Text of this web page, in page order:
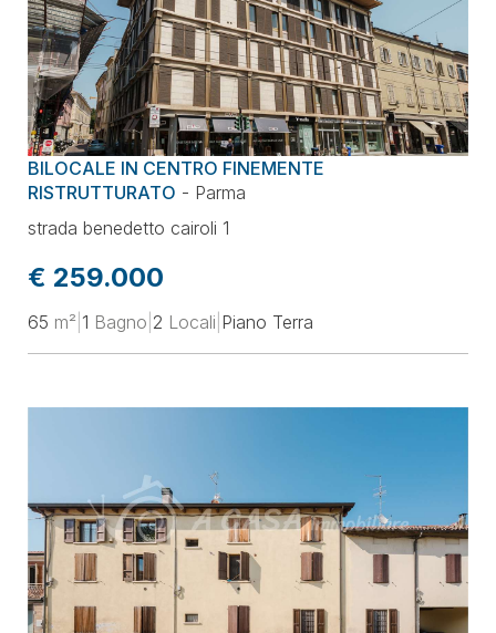
BILOCALE IN CENTRO FINEMENTE
RISTRUTTURATO - Parma
strada benedetto cairoli 1
€ 259.000
65 m² 1 Bagno 2 Locali Piano Terra